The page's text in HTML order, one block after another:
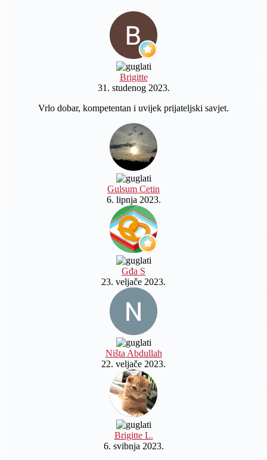
Brigitte
31. studenog 2023.
Vrlo dobar, kompetentan i uvijek prijateljski savjet.
Gulsum Cetin
6. lipnja 2023.
Gđa S
23. veljače 2023.
Ništa Abdullah
22. veljače 2023.
Brigitte L.
6. svibnja 2023.